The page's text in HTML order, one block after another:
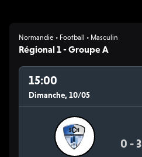
Normandie • Football • Masculin
Régional 1 - Groupe A
15:00
Dimanche, 10/05
0 - 3